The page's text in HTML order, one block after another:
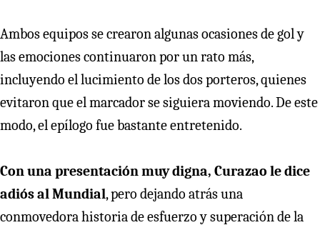
Ambos equipos se crearon algunas ocasiones de gol y
las emociones continuaron por un rato más,
incluyendo el lucimiento de los dos porteros, quienes
evitaron que el marcador se siguiera moviendo. De este
modo, el epílogo fue bastante entretenido.
Con una presentación muy digna, Curazao le dice
adiós al Mundial, pero dejando atrás una
conmovedora historia de esfuerzo y superación de la